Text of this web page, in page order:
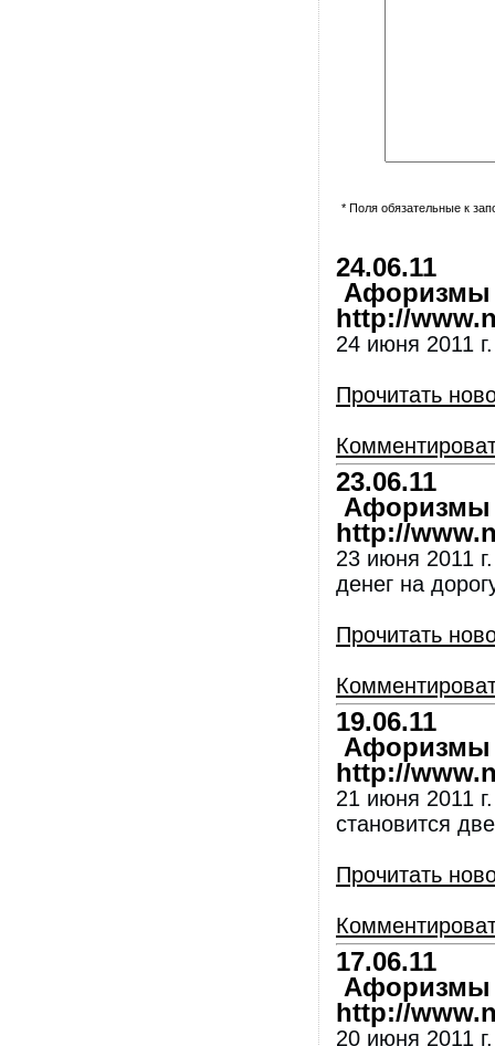
* Поля обязательные к
24.06.11
Афоризмы
http://
24 июня 2011
Прочитать
23.06.11
Афоризмы
http://
23 июня 2011
денег на
Прочитать
19.06.11
Афоризмы
http://
21 июня 2011
становится
Прочитать
17.06.11
Афоризмы
http://
20 июня 2011